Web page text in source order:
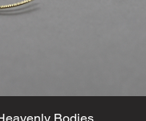
Schnellansicht
Bodies